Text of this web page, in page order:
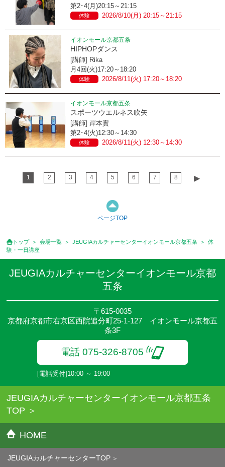
第2･4(月)20:15～21:15
体験 2026/8/10(月) 20:15～21:15
イオンモール京都五条
HIPHOPダンス
[講師] Rika
月4回(火)17:20～18:20
体験 2026/8/11(火) 17:20～18:20
イオンモール京都五条
スポーツウエルネス吹矢
[講師] 岸本實
第2･4(火)12:30～14:30
体験 2026/8/11(火) 12:30～14:30
1 2 3 4 5 6 7 8 ▶︎
ページTOP
トップ 会場一覧 JEUGIAカルチャーセンターイオンモール京都五条
体
験・一日講座
JEUGIAカルチャーセンターイオンモール京都
五条
〒615-0035
京都府京都市右京区西院追分町25-1-127 イオンモール京都五
条3F
電話 075-326-8705
[電話受付]10:00 ～ 19:00
JEUGIAカルチャーセンターイオンモール京都五条
TOP
HOME
JEUGIAカルチャーセンターTOP